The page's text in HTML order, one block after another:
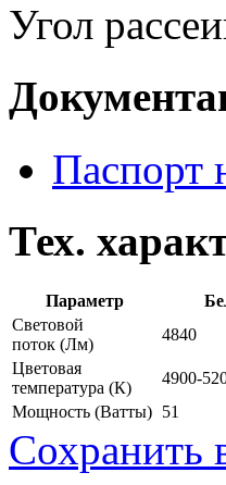
Угол
Паспорт
Тех.
Параметр
Световой
поток (Лм)
4840
Цветовая
температура (К)
4900-
Мощность (Ватты) 51
Сохранить